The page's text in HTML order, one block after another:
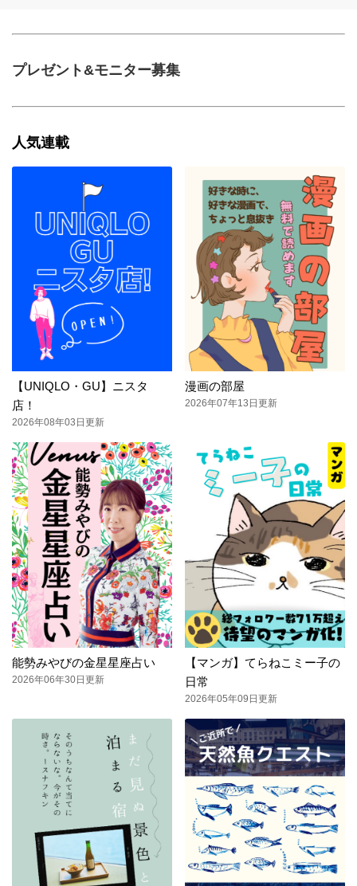
プレゼント&モニター募集
人気連載
【UNIQLO・GU】ニスタ
店！
2026年08年03日更新
漫画の部屋
2026年07年13日更新
能勢みやびの金星星座占い
2026年06年30日更新
【マンガ】てらねこミー子の
日常
2026年05年09日更新